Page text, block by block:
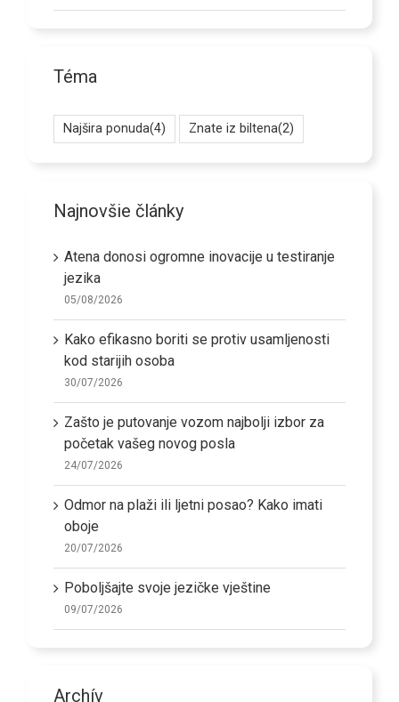
Téma
Najšira ponuda(4) Znate iz biltena(2)
Najnovšie články
Atena donosi ogromne inovacije u testiranje
jezika
05/08/2026
Kako efikasno boriti se protiv usamljenosti
kod starijih osoba
30/07/2026
Zašto je putovanje vozom najbolji izbor za
početak vašeg novog posla
24/07/2026
Odmor na plaži ili ljetni posao? Kako imati
oboje
20/07/2026
Poboljšajte svoje jezičke vještine
09/07/2026
Archív